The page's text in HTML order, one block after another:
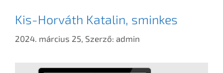
Kis-Horváth Katalin, sminkes
2024. március 25, Szerző: admin